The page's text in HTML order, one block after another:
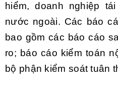
hiểm, doanh nghiệp
nước ngoài. Các báo
bao gồm các báo cáo
ro; báo cáo kiểm toán
bộ phận kiểm soát tuân